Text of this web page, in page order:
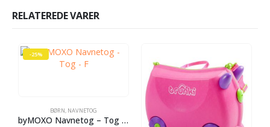
RELATEREDE VARER
-25%
BØRN, NAVNETOG
byMOXO Navnetog – Tog – F